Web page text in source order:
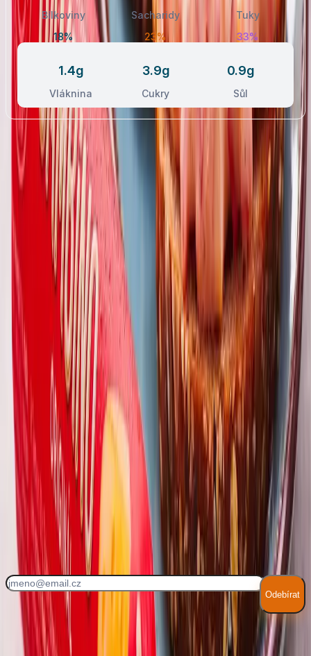
Bílkoviny
18%
Sacharidy
23%
Tuky
33%
1.4g
Vláknina
3.9g
Cukry
0.9g
Sůl
Postup receptu
Nezhasínat obrazovku
Papriky a jarní cibulku nakrájíme nadrobno, mrkev nastrouháme.
V míse vymícháme Bambino Originál s citronovou šťávou do
.
Vmícháme zeleninu, osolíme a opepříme.
.
Podáváme na čerstvém pečivu nebo jako dip k zeleninovým
tyčinkám.
Pro zajímavější chuť můžete přidat špetku kari koření nebo
nasekané čerstvé bylinky.
Každý týden nové recepty!
Odebírat
Souhlasím se zpracováním osobních údajů